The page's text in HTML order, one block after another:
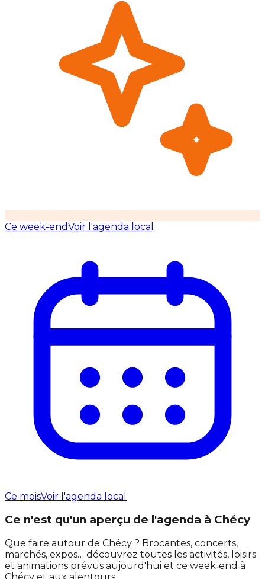
Ce week-endVoir l'agenda local
Ce moisVoir l'agenda local
Ce n'est qu'un aperçu de l'agenda à Chécy
Que faire autour de Chécy ? Brocantes, concerts,
marchés, expos… découvrez toutes les activités, loisirs
et animations prévus aujourd'hui et ce week‑end à